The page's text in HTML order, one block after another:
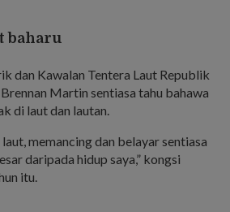
baharu
dan Kawalan Tentera Laut Republik
Martin sentiasa tahu bahawa
di laut dan lautan.
memancing dan belayar sentiasa
daripada hidup saya,” kongsi
itu.